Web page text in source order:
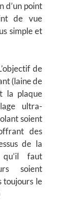
d’un point
de vue
simple et
de
(laine de
la plaque
ultra-
soient
des
de la
qu’il faut
soient
toujours le